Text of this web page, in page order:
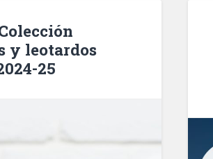
y leotardos
25